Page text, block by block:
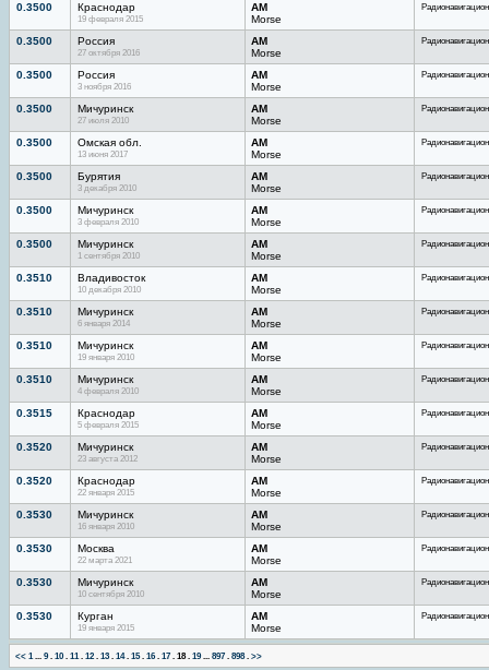
0.3500 Краснодар
19 февраля 2015
AM
Morse
0.3500 Россия
27 октября 2016
AM
Morse
0.3500 Россия
3 ноября 2016
AM
Morse
0.3500 Мичуринск
27 июля 2010
AM
Morse
0.3500 Омская обл.
13 июня 2017
AM
Morse
0.3500 Бурятия
3 декабря 2010
AM
Morse
0.3500 Мичуринск
3 февраля 2010
AM
Morse
0.3500 Мичуринск
1 сентября 2010
AM
Morse
0.3510 Владивосток
10 декабря 2010
AM
Morse
0.3510 Мичуринск
6 января 2014
AM
Morse
0.3510 Мичуринск
19 января 2010
AM
Morse
0.3510 Мичуринск
4 февраля 2010
AM
Morse
0.3515 Краснодар
5 февраля 2015
AM
Morse
0.3520 Мичуринск
23 августа 2012
AM
Morse
0.3520 Краснодар
22 января 2015
AM
Morse
0.3530 Мичуринск
16 января 2010
AM
Morse
0.3530 Москва
22 марта 2021
AM
Morse
0.3530 Мичуринск
10 сентября 2010
AM
Morse
0.3530 Курган
19 января 2015
AM
Morse
<< 1... 9. 10 . 11. 12. 13 . 14. 15. 16. 17 . 18. 19... 897 . 898. >>